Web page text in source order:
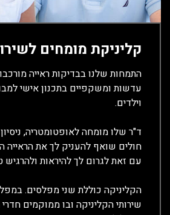
קליניקת מומחים
התמחות שלנו בבדיקות ראייה
עדשות ומשקפיים בתכנון אישי
וילדים.
ד"ר שלו מומחה לאופטומטריה,
חולים שואף להעניק לך את הראייה
עם זאת לגרום לך להיראות ולהרגיש
הקליניקה כוללת שני מפלסים.
שירותי הקליניקה ובו ממוקמים